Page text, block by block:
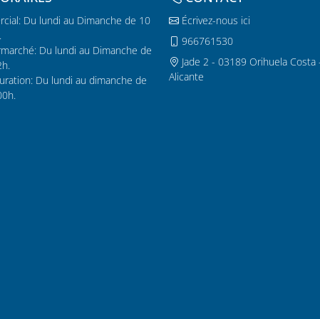
Du lundi au Dimanche de 10
Du lundi au Dimanche de
Du lundi au dimanche de
Écrivez-nous ici
966761530
Jade 2 - 03189 Orihuela Costa
Alicante